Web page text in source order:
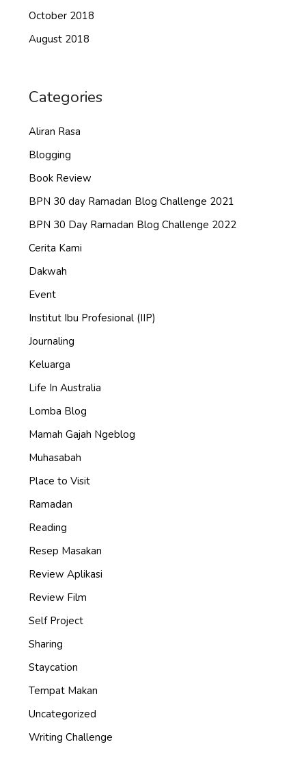
October 2018
August 2018
Categories
Aliran Rasa
Blogging
Book Review
BPN 30 day Ramadan Blog Challenge 2021
BPN 30 Day Ramadan Blog Challenge 2022
Cerita Kami
Dakwah
Event
Institut Ibu Profesional (IIP)
Journaling
Keluarga
Life In Australia
Lomba Blog
Mamah Gajah Ngeblog
Muhasabah
Place to Visit
Ramadan
Reading
Resep Masakan
Review Aplikasi
Review Film
Self Project
Sharing
Staycation
Tempat Makan
Uncategorized
Writing Challenge